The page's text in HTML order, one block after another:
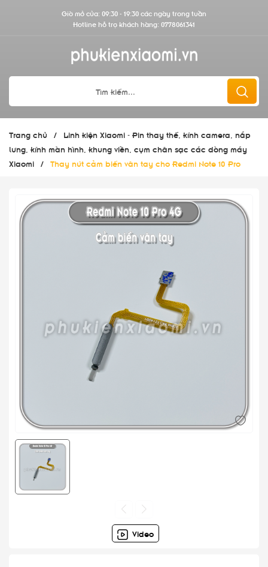
Giờ mở cửa: 09:30 - 19:30 các ngày trong tuần
Hotline hỗ trợ khách hàng: 0778061341
Trang chủ /
Linh kiện Xiaomi - Pin thay thế, kính camera, nắp
lưng, kính màn hình, khung viền, cụm chân sạc các dòng máy
Xiaomi / Thay nút cảm biến vân tay cho Redmi Note 10 Pro
Video